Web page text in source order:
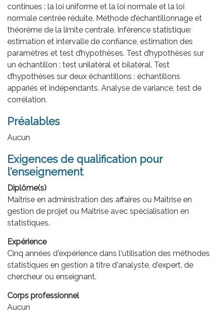
continues : la loi uniforme et la loi normale et la loi
normale centrée réduite. Méthode d’échantillonnage et
théorème de la limite centrale. Inférence statistique:
estimation et intervalle de confiance, estimation des
paramètres et test d’hypothèses. Test d’hypothèses sur
un échantillon : test unilatéral et bilatéral. Test
d’hypothèses sur deux échantillons : échantillons
appariés et indépendants. Analyse de variance, test de
corrélation.
Préalables
Aucun
Exigences de qualification pour
l'enseignement
Diplôme(s)
Maîtrise en administration des affaires ou Maîtrise en
gestion de projet ou Maîtrise avec spécialisation en
statistiques.
Expérience
Cinq années d'expérience dans l'utilisation des méthodes
statistiques en gestion à titre d'analyste, d'expert, de
chercheur ou enseignant.
Corps professionnel
Aucun